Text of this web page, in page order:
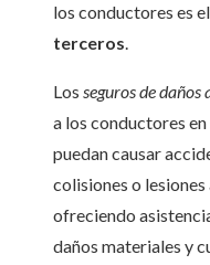
los conductores es el
terceros.
Los seguros de daños
a los conductores
puedan causar
colisiones o lesiones
ofreciendo
daños materiales y